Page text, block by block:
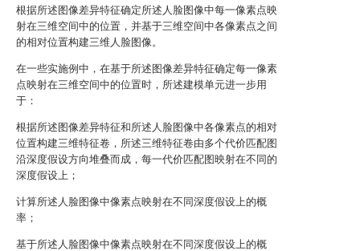
根据所述图像差异特征确定所述人脸图像中每一像素点映
射在三维空间中的位置，并基于三维空间中各像素点之间
的相对位置构建三维人脸图像。
在一些实施例中，在基于所述图像差异特征确定每一像素
点映射在三维空间中的位置时，所述建模单元进一步用
于：
根据所述图像差异特征和所述人脸图像中各像素点的相对
位置构建三维特征卷，所述三维特征卷由多个代价匹配图
沿深度假设方向堆叠而成，每一代价匹配图映射在不同的
深度假设上；
计算所述人脸图像中像素点映射在不同深度假设上的概
率；
基于所述人脸图像中像素点映射在不同深度假设上的概